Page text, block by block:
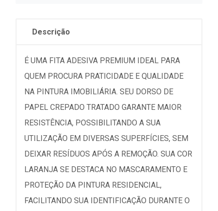
Descrição
É UMA FITA ADESIVA PREMIUM IDEAL PARA
QUEM PROCURA PRATICIDADE E QUALIDADE
NA PINTURA IMOBILIÁRIA. SEU DORSO DE
PAPEL CREPADO TRATADO GARANTE MAIOR
RESISTÊNCIA, POSSIBILITANDO A SUA
UTILIZAÇÃO EM DIVERSAS SUPERFÍCIES, SEM
DEIXAR RESÍDUOS APÓS A REMOÇÃO. SUA COR
LARANJA SE DESTACA NO MASCARAMENTO E
PROTEÇÃO DA PINTURA RESIDENCIAL,
FACILITANDO SUA IDENTIFICAÇÃO DURANTE O